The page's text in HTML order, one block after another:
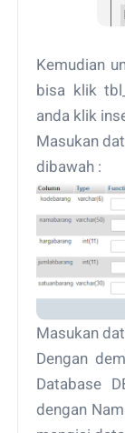
Kemudian
bisa klik
anda klik
Masukan
dibawah :
Masukan
Dengan
Database
dengan